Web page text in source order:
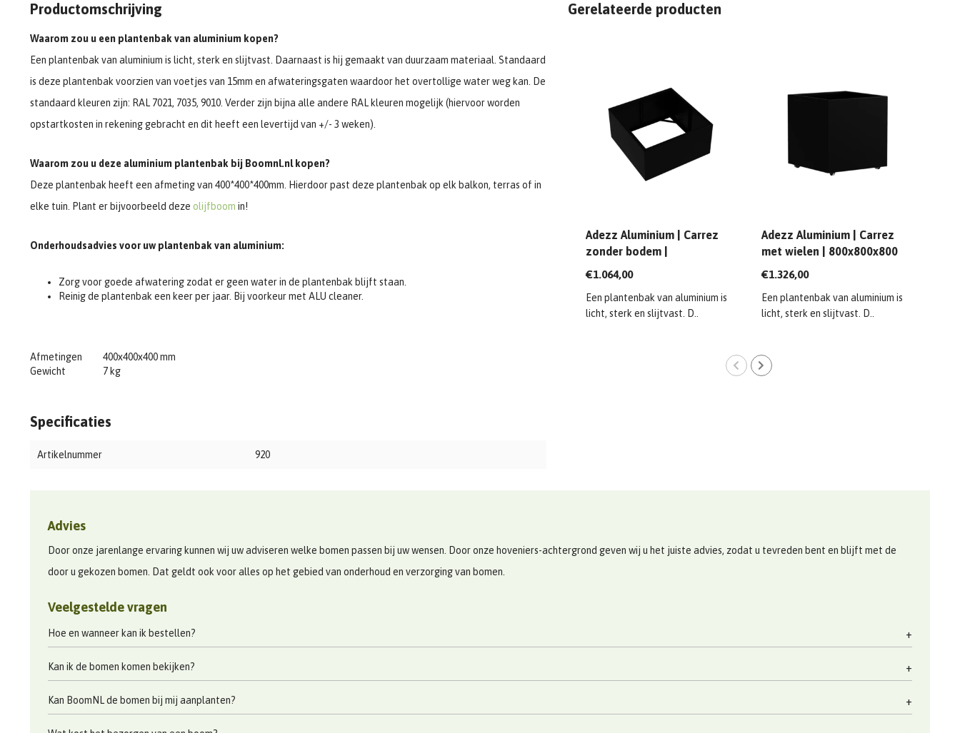
Productomschrijving
Waarom zou u een plantenbak van aluminium kopen?
Een plantenbak van aluminium is licht, sterk en slijtvast. Daarnaast is hij gemaakt van duurzaam materiaal. Standaard
is deze plantenbak voorzien van voetjes van 15mm en afwateringsgaten waardoor het overtollige water weg kan. De
standaard kleuren zijn: RAL 7021, 7035, 9010. Verder zijn bijna alle andere RAL kleuren mogelijk (hiervoor worden
opstartkosten in rekening gebracht en dit heeft een levertijd van +/- 3 weken).
Waarom zou u deze aluminium plantenbak bij Boomnl.nl kopen?
Deze plantenbak heeft een afmeting van 400*400*400mm. Hierdoor past deze plantenbak op elk balkon, terras of in
elke tuin. Plant er bijvoorbeeld deze olijfboom in!
Onderhoudsadvies voor uw plantenbak van aluminium:
Zorg voor goede afwatering zodat er geen water in de plantenbak blijft staan.
Reinig de plantenbak een keer per jaar. Bij voorkeur met ALU cleaner.
Afmetingen
400x400x400 mm
Gewicht
7 kg
Specificaties
Artikelnummer 920
Gerelateerde producten
Adezz Aluminium | Carrez
zonder bodem |
1200x1200x600 mm
€1.064,00
Een plantenbak van aluminium is
licht, sterk en slijtvast. D..
Adezz Aluminium | Carrez
met wielen | 800x800x800
mm
€1.326,00
Een plantenbak van aluminium is
licht, sterk en slijtvast. D..
Advies
Door onze jarenlange ervaring kunnen wij uw adviseren welke bomen passen bij uw wensen. Door onze hoveniers-achtergrond geven wij u het juiste advies, zodat u tevreden bent en blijft met de
door u gekozen bomen. Dat geldt ook voor alles op het gebied van onderhoud en verzorging van bomen.
Veelgestelde vragen
Hoe en wanneer kan ik bestellen?
Kan ik de bomen komen bekijken?
Kan BoomNL de bomen bij mij aanplanten?